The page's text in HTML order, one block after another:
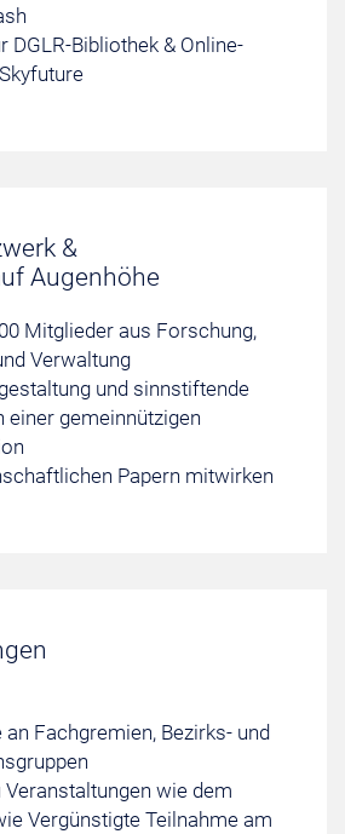
DGLR-Bibliothek & Online-
&
Augenhöhe
Mitglieder aus Forschung,
Verwaltung
und sinnstiftende
einer gemeinnützigen
Papern mitwirken
an Fachgremien, Bezirks- und
Veranstaltungen wie dem
Vergünstigte Teilnahme am